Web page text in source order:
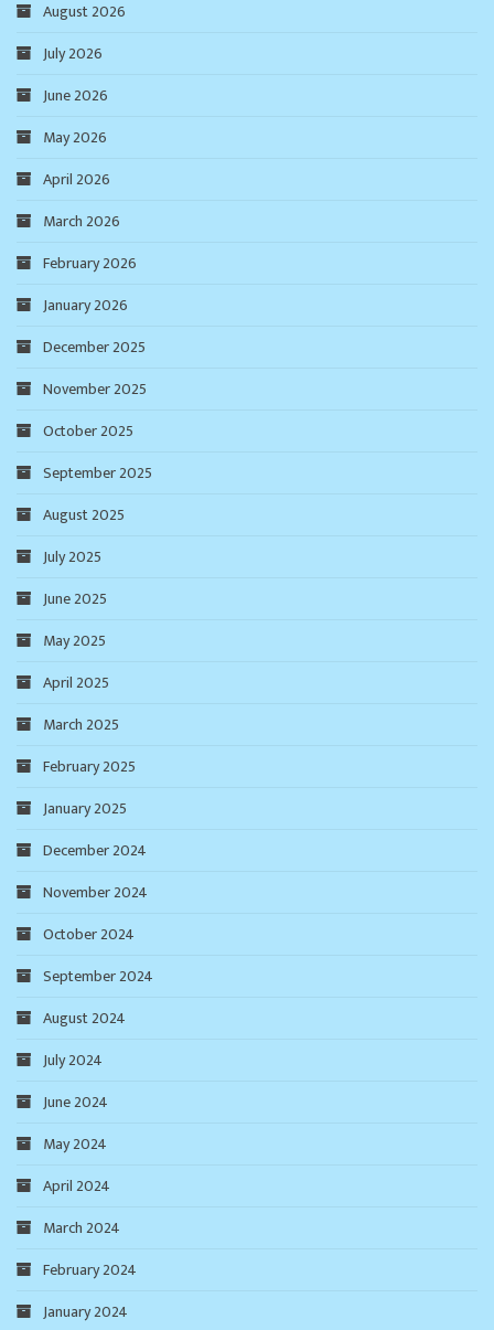
August 2026
July 2026
June 2026
May 2026
April 2026
March 2026
February 2026
January 2026
December 2025
November 2025
October 2025
September 2025
August 2025
July 2025
June 2025
May 2025
April 2025
March 2025
February 2025
January 2025
December 2024
November 2024
October 2024
September 2024
August 2024
July 2024
June 2024
May 2024
April 2024
March 2024
February 2024
January 2024